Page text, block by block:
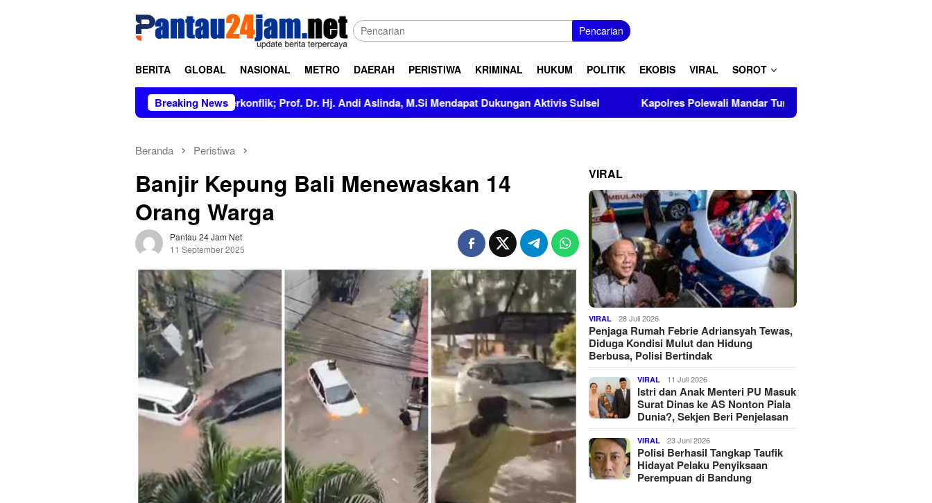
Pencarian
BERITA GLOBAL NASIONAL METRO DAERAH PERISTIWA KRIMINAL HUKUM POLITIK EKOBIS VIRAL SOROT
Breaking News
Bersih dan Tidak Berkonflik; Prof. Dr. Hj. Andi Aslinda, M.Si Mendapat Dukungan Aktivis Sulsel Kapolres Polewali Mandar Turut Musnahkan Barang Bukti Perkara Inkrah di
Beranda Peristiwa
Banjir Kepung Bali Menewaskan 14
Orang Warga
Pantau 24 Jam Net
11 September 2025
VIRAL
VIRAL 28 Juli 2026
Penjaga Rumah Febrie Adriansyah Tewas,
Diduga Kondisi Mulut dan Hidung
Berbusa, Polisi Bertindak
VIRAL 11 Juli 2026
Istri dan Anak Menteri PU Masuk
Surat Dinas ke AS Nonton Piala
Dunia?, Sekjen Beri Penjelasan
VIRAL 23 Juni 2026
Polisi Berhasil Tangkap Taufik
Hidayat Pelaku Penyiksaan
Perempuan di Bandung